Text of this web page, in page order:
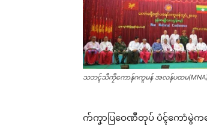
သဘၚ်သဳကၠဳကောန်ဂကူမန် အလန်ပထမ(MNA)
က်ကၞာပြဝေဏဳတုပ် ပံၚ်ကောံမွဲ